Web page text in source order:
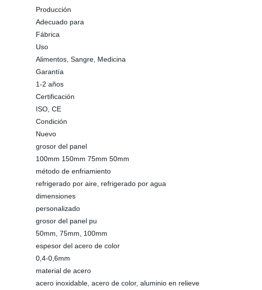
Producción
Adecuado para
Fábrica
Uso
Alimentos, Sangre, Medicina
Garantía
1-2 años
Certificación
ISO, CE
Condición
Nuevo
grosor del panel
100mm 150mm 75mm 50mm
método de enfriamiento
refrigerado por aire, refrigerado por agua
dimensiones
personalizado
grosor del panel pu
50mm, 75mm, 100mm
espesor del acero de color
0,4-0,6mm
material de acero
acero inoxidable, acero de color, aluminio en relieve